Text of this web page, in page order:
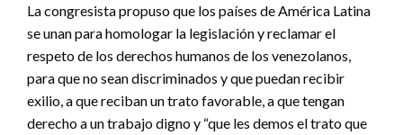
La congresista propuso que los países de América Latina
se unan para homologar la legislación y reclamar el
respeto de los derechos humanos de los venezolanos,
para que no sean discriminados y que puedan recibir
exilio, a que reciban un trato favorable, a que tengan
derecho a un trabajo digno y “que les demos el trato que